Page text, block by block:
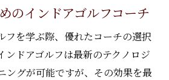
のインドアゴルフコーチ
フを学ぶ際、優れたコーチの選択
ンドアゴルフは最新のテクノロジ
ングが可能ですが、その効果を最